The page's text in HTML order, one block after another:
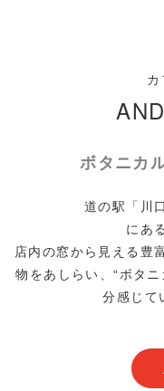
ボタニカ
道の駅「川
にあ
店内の窓から見える豊
物をあしらい、“ボタ
分感じて